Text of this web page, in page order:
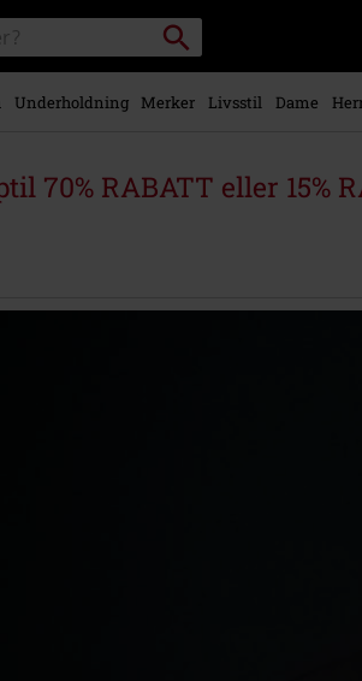
Søk
Underholdning Merker Livsstil Dame
70% RABATT eller 15%